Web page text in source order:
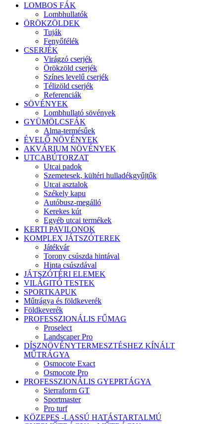
LOMBOS FÁK
Lombhullatók
ÖRÖKZÖLDEK
Tuják
Fenyőfélék
CSERJÉK
Virágzó cserjék
Örökzöld cserjék
Színes levelű cserjék
Télizöld cserjék
Referenciák
SÖVÉNYEK
Lombhullató sövények
GYÜMÖLCSFÁK
Alma-termésűek
ÉVELŐ NÖVÉNYEK
AKVÁRIUM NÖVÉNYEK
UTCABÚTORZAT
Utcai padok
Szemetesek, kültéri hulladékgyűjtők
Utcai asztalok
Székely kapu
Autóbusz-megálló
Kerekes kút
Egyéb utcai termékek
KERTI PAVILONOK
KOMPLEX JÁTSZÓTEREK
Játékvár
Torony csúszda hintával
Hinta csúszdával
JÁTSZÓTÉRI ELEMEK
VILÁGITÓ TESTEK
SPORTKAPUK
Műtrágya és földkeverék
Földkeverék
PROFESSZIONÁLIS FŰMAG
Proselect
Landscaper Pro
DÍSZNÖVÉNYTERMESZTÉSHEZ KÍNÁLT
MŰTRÁGYA
Osmocote Exact
Osmocote Pro
PROFESSZIONÁLIS GYEPRTÁGYA
Sierraform GT
Sportmaster
Pro turf
KÖZEPES -LASSÚ HATÁSTARTALMÚ